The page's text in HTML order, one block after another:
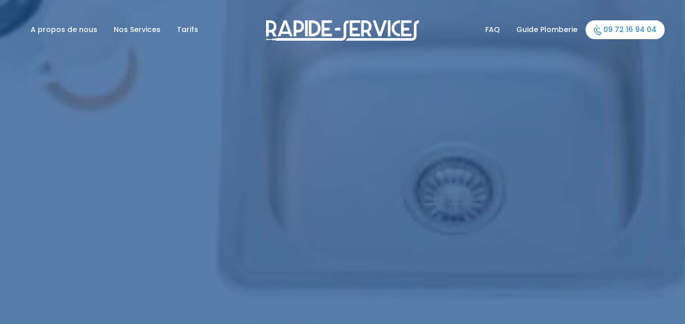
A propos de nous Nos Services Tarifs FAQ Guide Plomberie 09 72 16 94 04